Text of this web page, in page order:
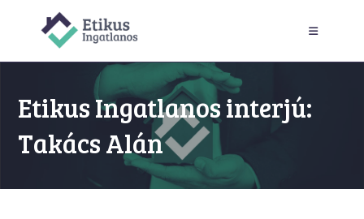
Etikus Ingatlanos interjú:
Takács Alán